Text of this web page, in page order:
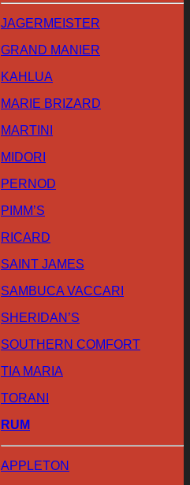
JAGERMEISTER
GRAND MANIER
KAHLUA
MARIE BRIZARD
MARTINI
MIDORI
PERNOD
PIMM’S
RICARD
SAINT JAMES
SAMBUCA VACCARI
SHERIDAN’S
SOUTHERN COMFORT
TIA MARIA
TORANI
RUM
APPLETON